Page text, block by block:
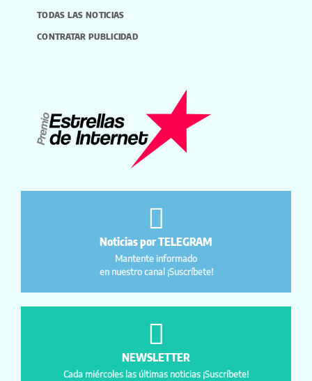
TODAS LAS NOTICIAS
CONTRATAR PUBLICIDAD
Noticias por TELEGRAM
Mantente informado
en nuestro canal ¡Suscríbete!
NEWSLETTER
Cada miércoles las últimas noticias ¡Suscríbete!